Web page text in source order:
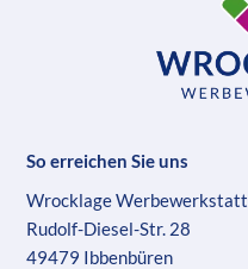
So erreichen Sie uns
Wrocklage Werbewerkstatt
Rudolf-Diesel-Str. 28
49479 Ibbenbüren